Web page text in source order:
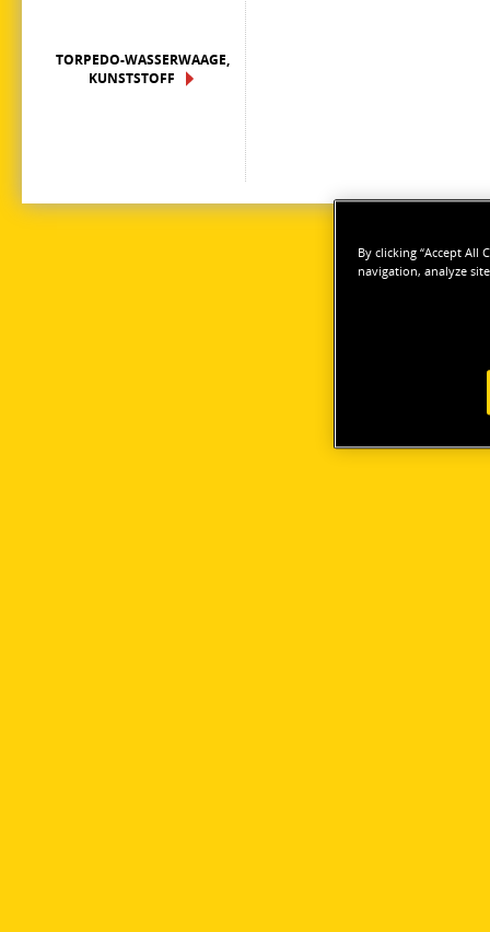
TORPEDO-WASSERWAAGE,
KUNSTSTOFF
By clicking “Accept All
navigation, analyze